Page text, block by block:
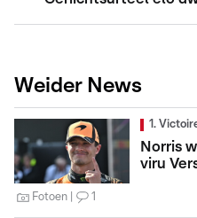
Weider News
1.
Norris
viru
Fotoen 1